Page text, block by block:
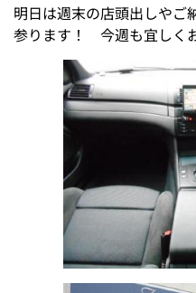
明日は週末の店頭出しやご
参ります！ 今週も宜しく